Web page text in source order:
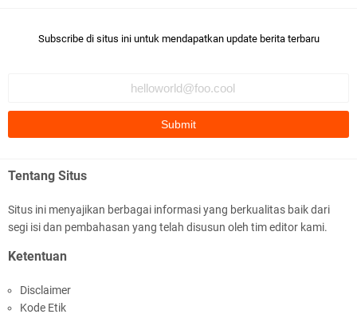
Subscribe di situs ini untuk mendapatkan update berita terbaru
Tentang Situs
Situs ini menyajikan berbagai informasi yang berkualitas baik dari
segi isi dan pembahasan yang telah disusun oleh tim editor kami.
Ketentuan
Disclaimer
Kode Etik